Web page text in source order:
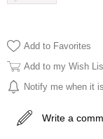
Add to Favorites
Add to my Wish
Notify me when it
Write a